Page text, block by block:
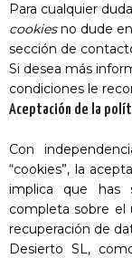
Para cualquier
cookiesno dude
sección de
Si desea más
condiciones le
Aceptación de la
Con
“cookies”, la
implica que has
completa sobre el
recuperación de
Desierto SL,